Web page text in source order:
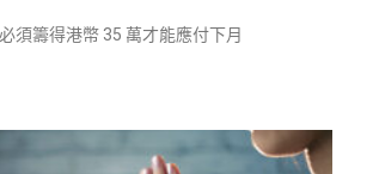
須籌得港幣 35 萬才能應付下月